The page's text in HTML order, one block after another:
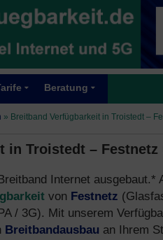
Beratung
» Breitband Verfügbarkeit in Troistedt –
in Troistedt –
Internet ausgebaut.*
von Festnetz
/ 3G). Mit unserem
Breitbandausbau an Ihrem